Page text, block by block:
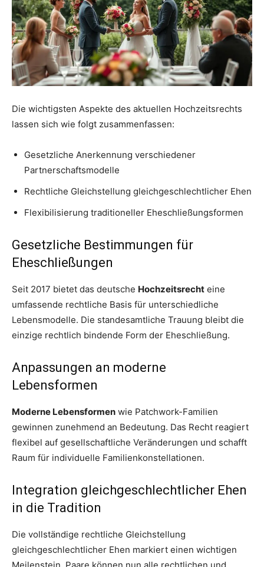
Die wichtigsten Aspekte des aktuellen Hochzeitsrechts
lassen sich wie folgt zusammenfassen:
Gesetzliche Anerkennung verschiedener
Partnerschaftsmodelle
Rechtliche Gleichstellung gleichgeschlechtlicher Ehen
Flexibilisierung traditioneller Eheschließungsformen
Gesetzliche Bestimmungen für
Eheschließungen
Seit 2017 bietet das deutsche Hochzeitsrecht eine
umfassende rechtliche Basis für unterschiedliche
Lebensmodelle. Die standesamtliche Trauung bleibt die
einzige rechtlich bindende Form der Eheschließung.
Anpassungen an moderne
Lebensformen
Moderne Lebensformen wie Patchwork-Familien
gewinnen zunehmend an Bedeutung. Das Recht reagiert
flexibel auf gesellschaftliche Veränderungen und schafft
Raum für individuelle Familienkonstellationen.
Integration gleichgeschlechtlicher Ehen
in die Tradition
Die vollständige rechtliche Gleichstellung
gleichgeschlechtlicher Ehen markiert einen wichtigen